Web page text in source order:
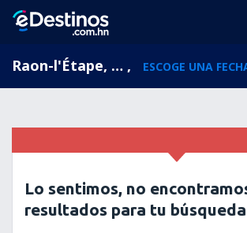
Raon-l'Étape, Lorraine, Francia , ESCOGE UNA
Lo sentimos, no
resultados para tu búsqueda